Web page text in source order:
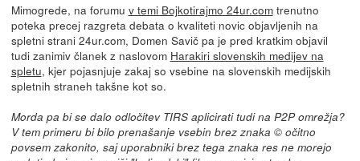
Mimogrede, na forumu v temi Bojkotirajmo 24ur.comtrenutno
poteka precej razgreta debata o kvaliteti novic objavljenih na
spletni strani 24ur.com, Domen Savič pa je pred kratkim objavil
tudi zanimiv članek z naslovom Harakiri slovenskih medijev na
spletu, kjer pojasnjuje zakaj so vsebine na slovenskih medijskih
spletnih straneh takšne kot so.
Morda pa bi se dalo odločitev TIRS aplicirati tudi na P2P omrežja?
V tem primeru bi bilo prenašanje vsebin brez znaka © očitno
povsem zakonito, saj uporabniki brez tega znaka res ne morejo